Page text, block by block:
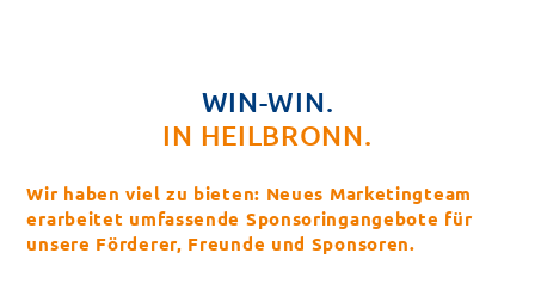
WIN-WIN.
IN HEILBRONN.
Wir haben viel zu bieten: Neues Marketingteam
erarbeitet umfassende Sponsoringangebote für
unsere Förderer, Freunde und Sponsoren.